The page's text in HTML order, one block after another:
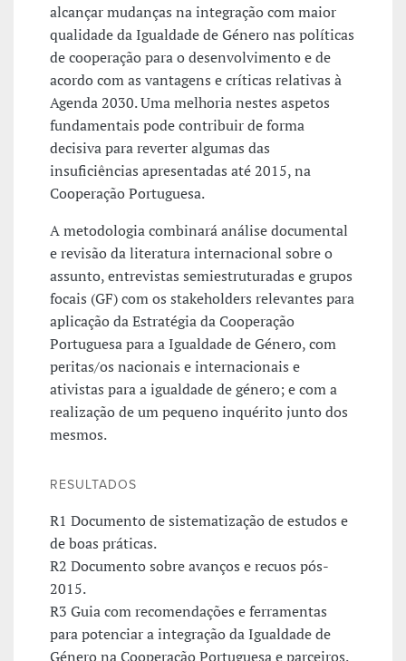
alcançar mudanças na integração com maior
qualidade da Igualdade de Género nas políticas
de cooperação para o desenvolvimento e de
acordo com as vantagens e críticas relativas à
Agenda 2030. Uma melhoria nestes aspetos
fundamentais pode contribuir de forma
decisiva para reverter algumas das
insuficiências apresentadas até 2015, na
Cooperação Portuguesa.
A metodologia combinará análise documental
e revisão da literatura internacional sobre o
assunto, entrevistas semiestruturadas e grupos
focais (GF) com os stakeholders relevantes para
aplicação da Estratégia da Cooperação
Portuguesa para a Igualdade de Género, com
peritas/os nacionais e internacionais e
ativistas para a igualdade de género; e com a
realização de um pequeno inquérito junto dos
mesmos.
RESULTADOS
R1 Documento de sistematização de estudos e
de boas práticas.
R2 Documento sobre avanços e recuos pós-
2015.
R3 Guia com recomendações e ferramentas
para potenciar a integração da Igualdade de
Género na Cooperação Portuguesa e parceiros.